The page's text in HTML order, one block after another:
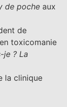
de poche aux
de
toxicomanie
je ? La
la clinique